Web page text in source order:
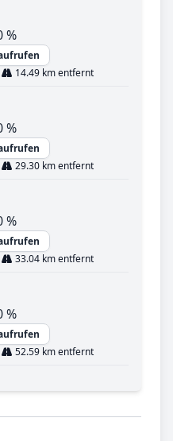
%
14.49 km entfernt
%
29.30 km entfernt
%
33.04 km entfernt
%
52.59 km entfernt